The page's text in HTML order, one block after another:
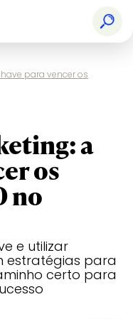
para vencer os
a
os
no
e utilizar
estratégias para
certo para